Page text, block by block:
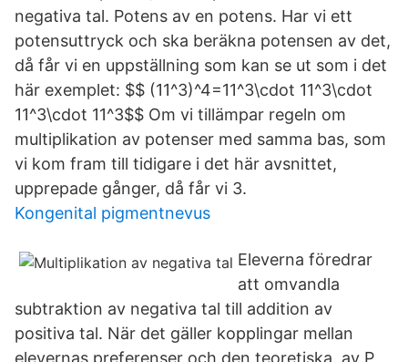
negativa tal. Potens av en potens. Har vi ett
potensuttryck och ska beräkna potensen av det,
då får vi en uppställning som kan se ut som i det
här exemplet: $$ (11^3)^4=11^3\cdot 11^3\cdot
11^3\cdot 11^3$$ Om vi tillämpar regeln om
multiplikation av potenser med samma bas, som
vi kom fram till tidigare i det här avsnittet,
upprepade gånger, då får vi 3.
Kongenital pigmentnevus
Eleverna föredrar
att omvandla
subtraktion av negativa tal till addition av
positiva tal. När det gäller kopplingar mellan
elevernas preferenser och den teoretiska. av P